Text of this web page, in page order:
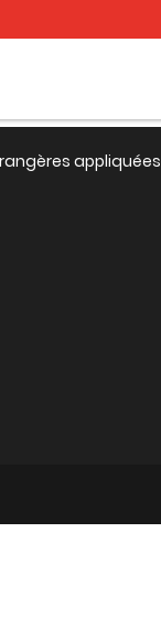
appliquées